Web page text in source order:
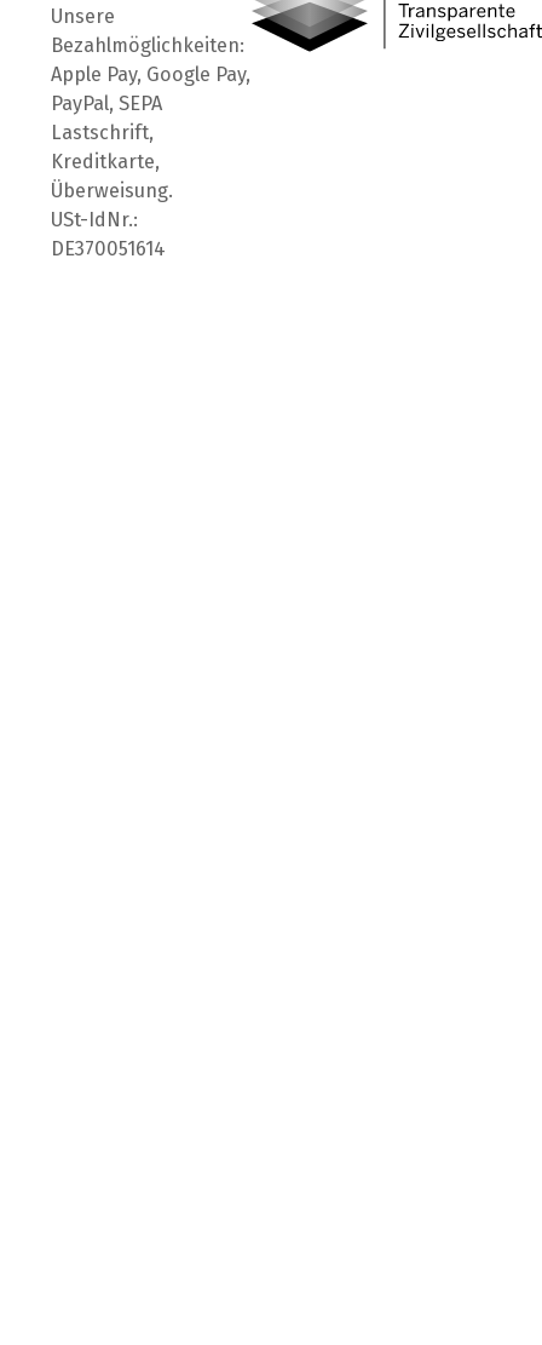
Unsere
Bezahlmöglichkeiten:
Apple Pay, Google Pay,
PayPal, SEPA
Lastschrift,
Kreditkarte,
Überweisung.
USt-IdNr.:
DE370051614